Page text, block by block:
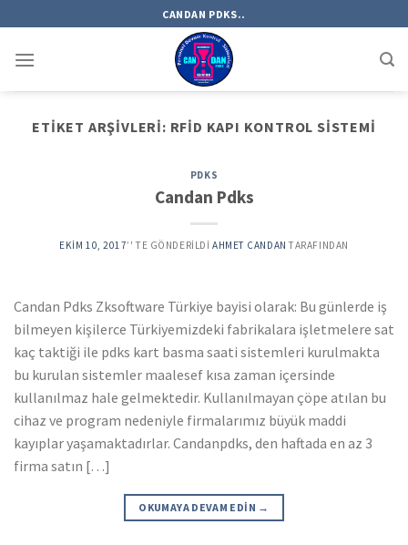
to
content
CANDAN PDKS..
ETIKET ARŞIVLERI: RFID KAPI KONTROL SISTEMI
PDKS
Candan Pdks
EKIM 10, 2017’' TE GÖNDERILDI AHMET CANDAN TARAFINDAN
Candan Pdks Zksoftware Türkiye bayisi olarak: Bu günlerde iş
bilmeyen kişilerce Türkiyemizdeki fabrikalara işletmelere sat
kaç taktiği ile pdks kart basma saati sistemleri kurulmakta
bu kurulan sistemler maalesef kısa zaman içersinde
kullanılmaz hale gelmektedir. Kullanılmayan çöpe atılan bu
cihaz ve program nedeniyle firmalarımız büyük maddi
kayıplar yaşamaktadırlar. Candanpdks, den haftada en az 3
firma satın […]
OKUMAYA DEVAM EDIN →